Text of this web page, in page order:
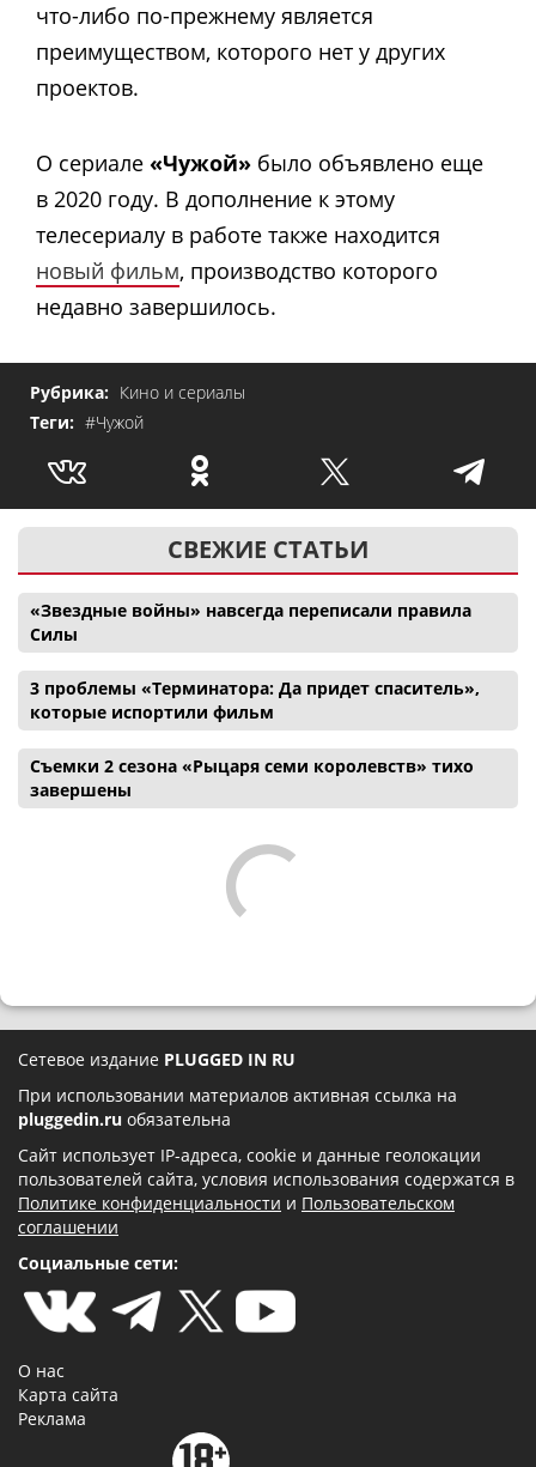
что-либо по-прежнему является
преимуществом, которого нет у других
проектов.
О сериале «Чужой» было объявлено еще
в 2020 году. В дополнение к этому
телесериалу в работе также находится
новый фильм, производство которого
недавно завершилось.
Рубрика: Кино и сериалы
Теги: #Чужой
СВЕЖИЕ СТАТЬИ
«Звездные войны» навсегда переписали правила
Силы
3 проблемы «Терминатора: Да придет спаситель»,
которые испортили фильм
Съемки 2 сезона «Рыцаря семи королевств» тихо
завершены
Сетевое издание PLUGGED IN RU
При использовании материалов активная ссылка на
pluggedin.ru обязательна
Сайт использует IP-адреса, cookie и данные геолокации
пользователей сайта, условия использования содержатся в
Политике конфиденциальности и Пользовательском
соглашении
Социальные сети:
О нас
Карта сайта
Реклама